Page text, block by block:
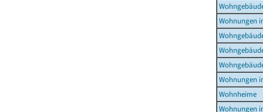
Wohnungen
Wohnungen
Wohnheime
Wohnungen